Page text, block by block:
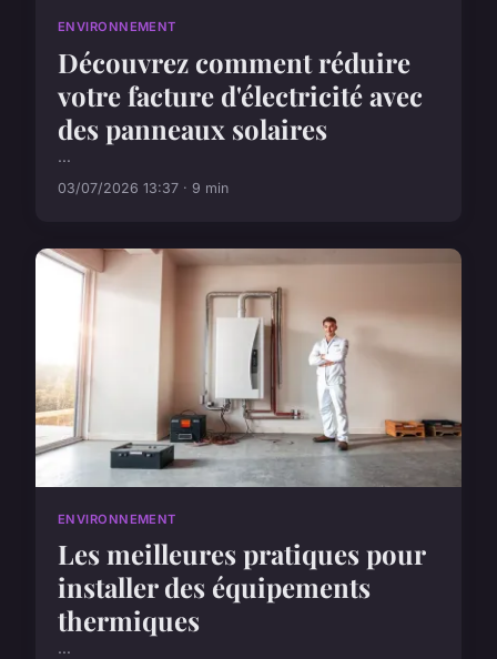
ENVIRONNEMENT
Découvrez comment réduire
votre facture d'électricité avec
des panneaux solaires
...
03/07/2026 13:37 · 9 min
ENVIRONNEMENT
Les meilleures pratiques pour
installer des équipements
thermiques
...